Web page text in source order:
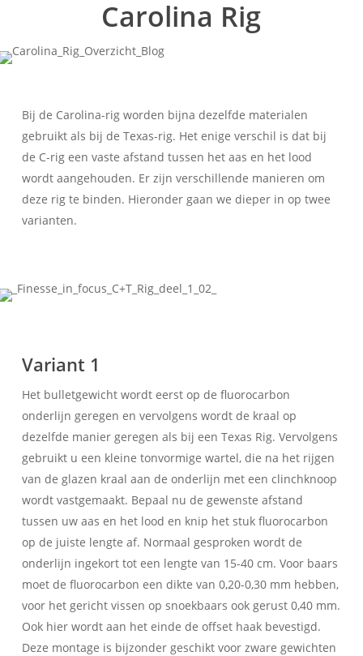
Carolina Rig
Bij de Carolina-rig worden bijna dezelfde materialen
gebruikt als bij de Texas-rig. Het enige verschil is dat bij
de C-rig een vaste afstand tussen het aas en het lood
wordt aangehouden. Er zijn verschillende manieren om
deze rig te binden. Hieronder gaan we dieper in op twee
varianten.
Variant 1
Het bulletgewicht wordt eerst op de fluorocarbon
onderlijn geregen en vervolgens wordt de kraal op
dezelfde manier geregen als bij een Texas Rig. Vervolgens
gebruikt u een kleine tonvormige wartel, die na het rijgen
van de glazen kraal aan de onderlijn met een clinchknoop
wordt vastgemaakt. Bepaal nu de gewenste afstand
tussen uw aas en het lood en knip het stuk fluorocarbon
op de juiste lengte af. Normaal gesproken wordt de
onderlijn ingekort tot een lengte van 15-40 cm. Voor baars
moet de fluorocarbon een dikte van 0,20-0,30 mm hebben,
voor het gericht vissen op snoekbaars ook gerust 0,40 mm.
Ook hier wordt aan het einde de offset haak bevestigd.
Deze montage is bijzonder geschikt voor zware gewichten